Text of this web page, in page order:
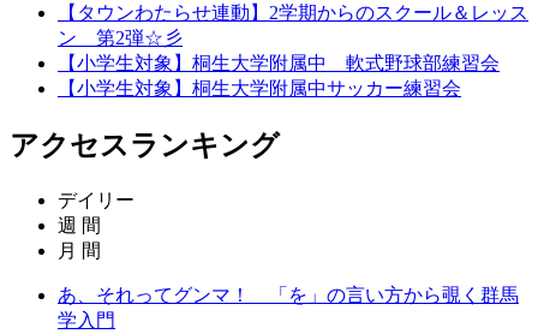
【タウンわたらせ連動】2学期からのスクール＆レッス
ン 第2弾☆彡
【小学生対象】桐生大学附属中 軟式野球部練習会
【小学生対象】桐生大学附属中サッカー練習会
アクセスランキング
デイリー
週 間
月 間
あ、それってグンマ！ 「を」の言い方から覗く群馬
学入門